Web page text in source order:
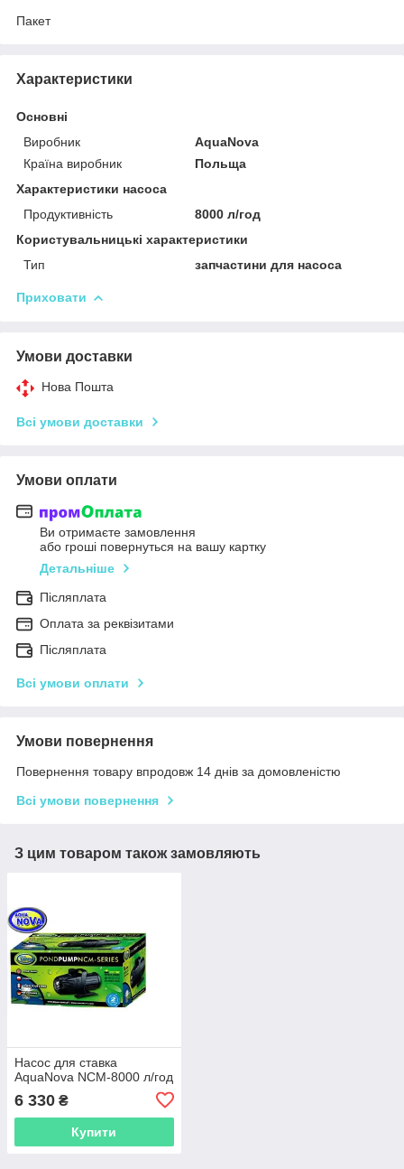
Пакет
Характеристики
Основні
Виробник
AquaNova
Країна виробник
Польща
Характеристики насоса
Продуктивність
8000 л/год
Користувальницькі характеристики
Тип
запчастини для насоса
Приховати
Умови доставки
Нова Пошта
Всі умови доставки
Умови оплати
Ви отримаєте замовлення
або гроші повернуться на вашу картку
Детальніше
Післяплата
Оплата за реквізитами
Післяплата
Всі умови оплати
Умови повернення
Повернення товару впродовж 14 днів за домовленістю
Всі умови повернення
З цим товаром також замовляють
Насос для ставка
AquaNova NCM-8000 л/год
6 330 ₴
Купити